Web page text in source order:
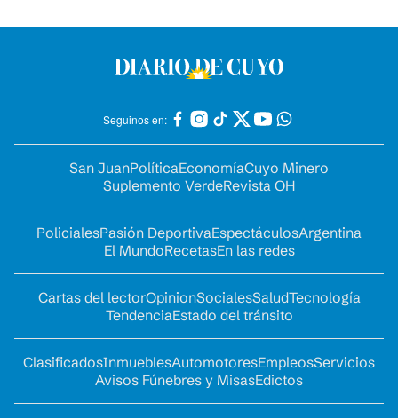
Seguinos en:
San JuanPolíticaEconomíaCuyo Minero
Suplemento VerdeRevista OH
PolicialesPasión DeportivaEspectáculosArgentina
El MundoRecetasEn las redes
Cartas del lectorOpinionSocialesSaludTecnología
TendenciaEstado del tránsito
ClasificadosInmueblesAutomotoresEmpleosServicios
Avisos Fúnebres y MisasEdictos